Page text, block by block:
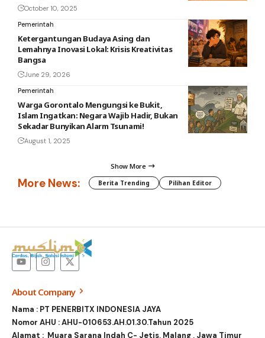
October 10, 2025
Pemerintah
Ketergantungan Budaya Asing dan
Lemahnya Inovasi Lokal: Krisis Kreativitas
Bangsa
June 29, 2026
Pemerintah
Warga Gorontalo Mengungsi ke Bukit,
Islam Ingatkan: Negara Wajib Hadir, Bukan
Sekadar Bunyikan Alarm Tsunami!
August 1, 2025
Show More
More News: Berita Trending Pilihan Editor
About Company
Nama : PT PENERBITX INDONESIA JAYA
Nomor AHU : AHU-010653.AH.01.30.Tahun 2025
Alamat : Muara Sarana Indah C- Jetis, Malang , Jawa Timur